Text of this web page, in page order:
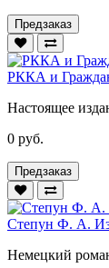
Предзаказ
РККА и
Настоящее
0 руб.
Предзаказ
Степун Ф. А.
Немецкий